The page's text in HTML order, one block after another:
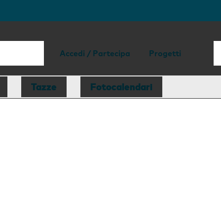
Accedi / Partecipa Progetti
Tazze Fotocalendari